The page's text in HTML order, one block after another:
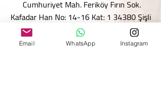
Cumhuriyet Mah. Feriköy Fırın Sok.
Kafadar Han No: 14-16 Kat: 1 34380 Şişli
İstanbul / Turkey
CP-Arizona Real Estate
Email WhatsApp Instagram